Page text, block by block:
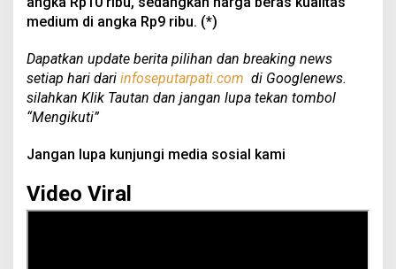
medium di angka Rp9 ribu. (*)
Dapatkan update berita pilihan dan breaking news
setiap hari dari infoseputarpati.com di Googlenews.
silahkan Klik Tautan dan jangan lupa tekan tombol
“Mengikuti”
Jangan lupa kunjungi media sosial kami
Video Viral